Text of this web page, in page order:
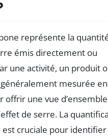
représente la
émis directement ou
une activité, un produit
mesurée
offrir une vue
de serre. La
cruciale pour identifier